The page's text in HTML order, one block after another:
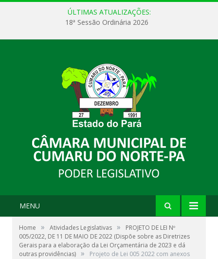
ÚLTIMAS ATUALIZAÇÕES:
18ª Sessão Ordinária 2026
MENU
Home » Atividades Legislativas »
PROJETO DE LEI Nº
005/2022, DE 11 DE MAIO DE 2022 (Dispõe sobre as Diretrizes
Gerais para a elaboração da Lei Orçamentária de 2023 e dá
outras providências) » Projeto de Lei 005 2022 com anexos